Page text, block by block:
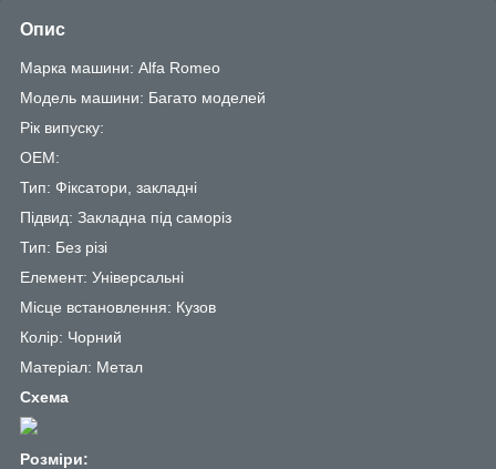
Опис
Марка машини: Alfa Romeo
Модель машини: Багато моделей
Рік випуску:
OEM:
Тип: Фіксатори, закладні
Підвид: Закладна під саморіз
Тип: Без різі
Елемент: Універсальні
Місце встановлення: Кузов
Колір: Чорний
Матеріал: Метал
Схема
Розміри: